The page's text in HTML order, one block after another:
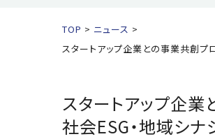
TOP
ニュース
スタートアップ企業との事業共創プ
スタートアップ企業
社会ESG・地域シ